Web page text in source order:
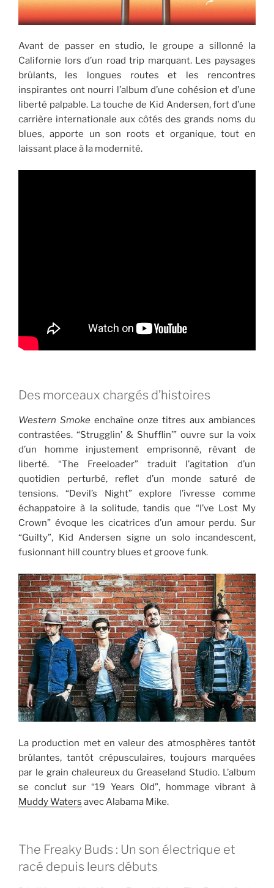
Avant de passer en studio, le groupe a sillonné la
Californie lors d’un road trip marquant. Les paysages
brûlants, les longues routes et les rencontres
inspirantes ont nourri l’album d’une cohésion et d’une
liberté palpable. La touche de Kid Andersen, fort d’une
carrière internationale aux côtés des grands noms du
blues, apporte un son roots et organique, tout en
laissant place à la modernité.
Des morceaux chargés d’histoires
Western Smoke enchaîne onze titres aux ambiances
contrastées. “Strugglin’ & Shufflin’” ouvre sur la voix
d’un homme injustement emprisonné, rêvant de
liberté. “The Freeloader” traduit l’agitation d’un
quotidien perturbé, reflet d’un monde saturé de
tensions. “Devil’s Night” explore l’ivresse comme
échappatoire à la solitude, tandis que “I’ve Lost My
Crown” évoque les cicatrices d’un amour perdu. Sur
“Guilty”, Kid Andersen signe un solo incandescent,
fusionnant hill country blues et groove funk.
La production met en valeur des atmosphères tantôt
brûlantes, tantôt crépusculaires, toujours marquées
par le grain chaleureux du Greaseland Studio. L’album
se conclut sur “19 Years Old”, hommage vibrant à
Muddy Waters avec Alabama Mike.
The Freaky Buds : Un son électrique et
racé depuis leurs débuts